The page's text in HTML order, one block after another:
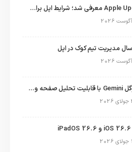
برنامه Apple Upgrade معرفی شد؛ شرایط اپل برای اجاره آیفون، آیپد، مک و اپل واچ
نسخه مک گوگل Gemini با قابلیت تحلیل صفحه و دستورات صوتی در به‌روزرسانی جدید